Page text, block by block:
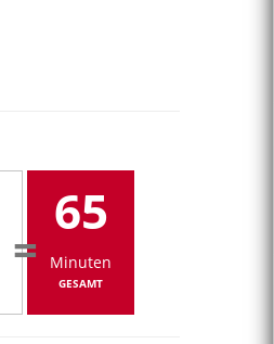
=
65
Minuten
GESAMT